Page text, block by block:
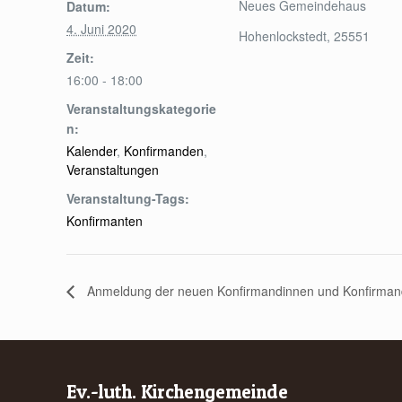
Datum:
4. Juni 2020
Zeit:
16:00 - 18:00
Veranstaltungskategorie
n:
Kalender, Konfirmanden,
Veranstaltungen
Veranstaltung-Tags:
Konfirmanten
Neues Gemeindehaus
Hohenlockstedt, 25551
Anmeldung der neuen Konfirmandinnen und
Ev.-luth. Kirchengemeinde